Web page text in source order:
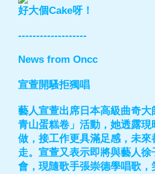
好大個Cake呀！
-------------------
News from Oncc
宣萱開騷拒獨唱
藝人宣萱出席日本高級曲奇
青山蛋糕卷」活動，她透露
做，接工作更具滿足感，未
走。宣萱又表示即將與藝人
會，現隨歌手張崇德學唱歌